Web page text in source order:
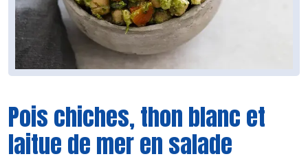
Pois chiches, thon blanc et
laitue de mer en salade